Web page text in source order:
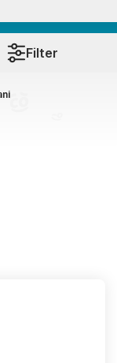
Filter